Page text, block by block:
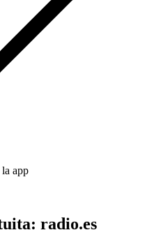
app
radio.es